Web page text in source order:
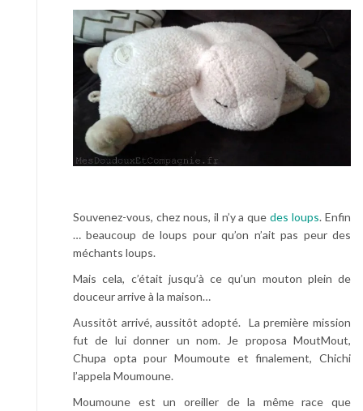
Souvenez-vous, chez nous, il n’y a quedes loups. Enfin
… beaucoup de loups pour qu’on n’ait pas peur des
méchants loups.
Mais cela, c’était jusqu’à ce qu’un mouton plein de
douceur arrive à la maison…
Aussitôt arrivé, aussitôt adopté. La première mission
fut de lui donner un nom. Je proposa MoutMout,
Chupa opta pour Moumoute et finalement, Chichi
l’appela Moumoune.
Moumoune est un oreiller de la même race que